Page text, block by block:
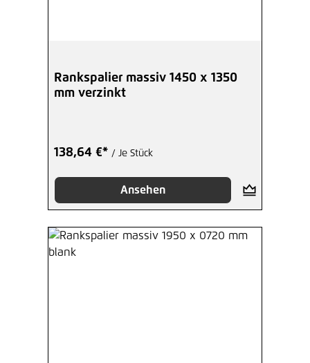
Rankspalier massiv 1450 x 1350
mm verzinkt
138,64 €* / Je Stück
Ansehen